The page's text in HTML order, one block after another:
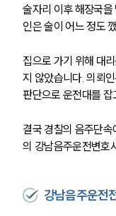
술자리 이후 해장국을
인은 술이 어느 정도
집으로 가기 위해 대
지 않았습니다. 의뢰
판단으로 운전대를 잡
결국 경찰의 음주단
의 강남음주운전변호
강남음주운전